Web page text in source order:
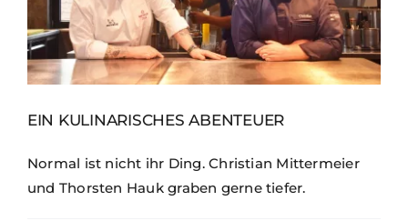
EIN KULINARISCHES ABENTEUER
Normal ist nicht ihr Ding. Christian Mittermeier
und Thorsten Hauk graben gerne tiefer.